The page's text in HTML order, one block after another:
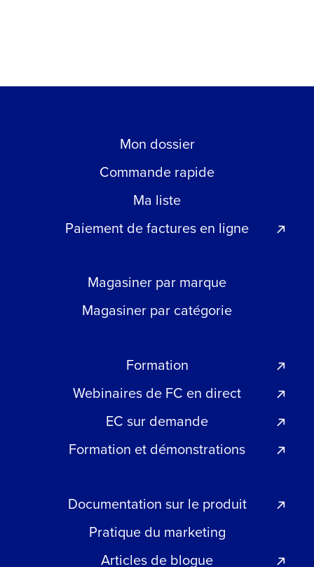
Mon dossier
Commande rapide
Ma liste
Paiement de factures en ligne
Magasiner par marque
Magasiner par catégorie
Formation
Webinaires de FC en direct
EC sur demande
Formation et démonstrations
Documentation sur le produit
Pratique du marketing
Articles de blogue